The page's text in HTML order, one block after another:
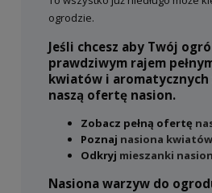
ogrodzie.
Jeśli chcesz aby Twój
prawdziwym rajem
kwiatów i aromatycznych
naszą ofertę nasion.
Zobacz pełną ofertę
Poznaj nasiona kwiatów
Odkryj mieszanki
Nasiona warzyw do